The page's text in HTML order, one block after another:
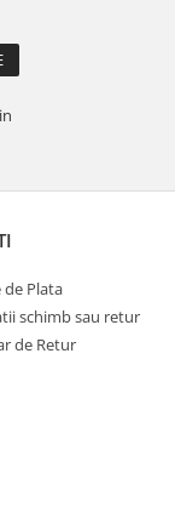
Plata
schimb sau retur
de Retur